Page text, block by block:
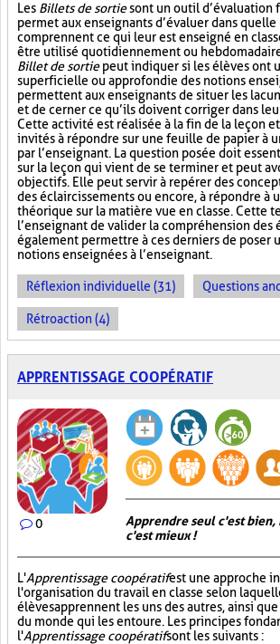
Les Billets de sortiesont un outil d’évaluation
permet aux enseignants d’évaluer dans
comprennent ce qui leur est enseigné en
être utilisé quotidiennement ou
Billet de sortiepeut indiquer si les élèves ont
superficielle ou approfondie des notions
permettent aux enseignants de situer les
et de cerner ce qu’ils doivent corriger dans
Cette activité est réalisée à la fin de la leçon
invités à répondre sur une feuille de papier à
par l’enseignant. La question posée doit
sur la leçon qui vient de se terminer et peut
objectifs. Elle peut servir à repérer des
des éclaircissements ou encore, à répondre à
théorique sur la matière vue en classe. Cette
l’enseignant de valider la compréhension des
également permettre à ces derniers de poser
notions enseignées à l’enseignant.
Réflexion individuelle (31) Questions
Rétroaction (4)
APPRENTISSAGE COOPÉRATIF
0
Apprendre seul c'est bien,
c'est mieux !
L'Apprentissage coopératifest une approche
l'organisation du travail en classe selon
élèves apprennent les uns des autres, ainsi
du monde qui les entoure. Les principes
l'Apprentissage coopératifsont les suivants :